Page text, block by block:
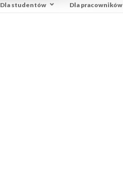
Dla studentów Dla pracowników